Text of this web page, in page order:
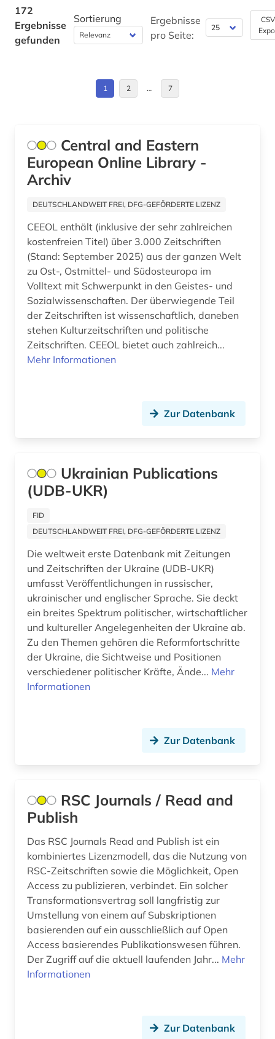
großbritannien (1)
hebraica (1)
hydrologie (1)
informatik (2)
informationswissenschaften (1)
judaica (1)
judaistik (1)
jüdische studien (1)
klassische philologie (1)
kommunikation (1)
literatur (3)
massenkommunikation (1)
mathematik (7)
medien (1)
medienwissenschaft (1)
medizin (18)
musikwissenschaft (1)
nanophotonik (1)
naturwissenschaft (2)
naturwissenschaften (11)
neuseeland (1)
neuzeit (1)
Moldawien (1)
Nordamerika (1)
Osteuropa (4)
Palaestina (1)
Polen (1)
Russland, Sowjetunion (4)
Suedostasien (1)
Suedosteuropa (2)
Tuerkei (3)
USA (2)
172
Ergebnisse
gefunden
Sortierung
Ergebnisse
pro Seite:
1 2 … 7
Central and Eastern
European Online Library -
Archiv
DEUTSCHLANDWEIT FREI, DFG-GEFÖRDERTE LIZENZ
CEEOL enthält (inklusive der sehr zahlreichen
kostenfreien Titel) über 3.000 Zeitschriften
(Stand: September 2025) aus der ganzen Welt
zu Ost-, Ostmittel- und Südosteuropa im
Volltext mit Schwerpunkt in den Geistes- und
Sozialwissenschaften. Der überwiegende Teil
der Zeitschriften ist wissenschaftlich, daneben
stehen Kulturzeitschriften und politische
Zeitschriften. CEEOL bietet auch zahlreich...
Mehr Informationen
Zur Datenbank
Ukrainian Publications
(UDB-UKR)
FID
DEUTSCHLANDWEIT FREI, DFG-GEFÖRDERTE LIZENZ
Die weltweit erste Datenbank mit Zeitungen
und Zeitschriften der Ukraine (UDB-UKR)
umfasst Veröffentlichungen in russischer,
ukrainischer und englischer Sprache. Sie deckt
ein breites Spektrum politischer, wirtschaftlicher
und kultureller Angelegenheiten der Ukraine ab.
Zu den Themen gehören die Reformfortschritte
der Ukraine, die Sichtweise und Positionen
verschiedener politischer Kräfte, Ände... Mehr
Informationen
Zur Datenbank
RSC Journals / Read and
Publish
Das RSC Journals Read and Publish ist ein
kombiniertes Lizenzmodell, das die Nutzung von
RSC-Zeitschriften sowie die Möglichkeit, Open
Access zu publizieren, verbindet. Ein solcher
Transformationsvertrag soll langfristig zur
Umstellung von einem auf Subskriptionen
basierenden auf ein ausschließlich auf Open
Access basierendes Publikationswesen führen.
Der Zugriff auf die aktuell laufenden Jahr... Mehr
Informationen
Zur Datenbank